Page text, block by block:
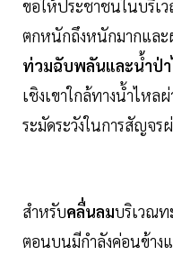
ขอให้ประชาชนในบริเ
ตกหนักถึงหนักมากและ
ท่วมฉับพลันและน้ำป่า
เชิงเขาใกล้ทางน้ำไห
ระมัดระวังในการสัญจ
สำหรับคลื่นลมบริเวณท
ตอนบนมีกำลังค่อนข้างแ